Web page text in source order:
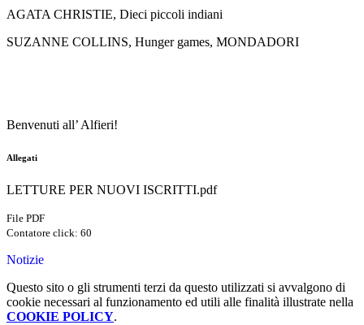
AGATA CHRISTIE, Dieci piccoli indiani
SUZANNE COLLINS, Hunger games, MONDADORI
Benvenuti all’ Alfieri!
Allegati
LETTURE PER NUOVI ISCRITTI.pdf
File PDF
Contatore click: 60
Notizie
Questo sito o gli strumenti terzi da questo utilizzati si avvalgono di
cookie necessari al funzionamento ed utili alle finalità illustrate nella
COOKIE POLICY.